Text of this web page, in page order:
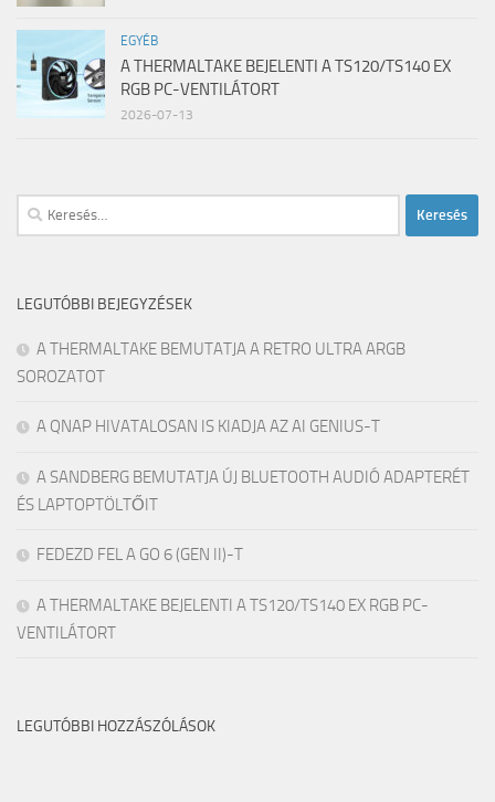
EGYÉB
A THERMALTAKE BEJELENTI A TS120/TS140 EX
RGB PC-VENTILÁTORT
2026-07-13
Keresés:
LEGUTÓBBI BEJEGYZÉSEK
A THERMALTAKE BEMUTATJA A RETRO ULTRA ARGB
SOROZATOT
A QNAP HIVATALOSAN IS KIADJA AZ AI GENIUS-T
A SANDBERG BEMUTATJA ÚJ BLUETOOTH AUDIÓ ADAPTERÉT
ÉS LAPTOPTÖLTŐIT
FEDEZD FEL A GO 6 (GEN II)-T
A THERMALTAKE BEJELENTI A TS120/TS140 EX RGB PC-
VENTILÁTORT
LEGUTÓBBI HOZZÁSZÓLÁSOK